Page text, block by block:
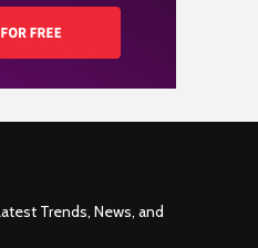
Trends, News, and